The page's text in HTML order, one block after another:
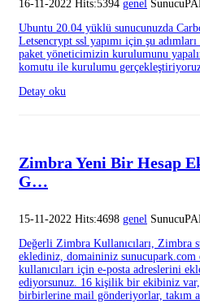
16-11-2022 Hits:5394 genel
Ubuntu 20.04 yüklü sunucunuzda
Letsencrypt ssl yapımı için şu
paket yöneticimizin kurulumunu
komutu ile kurulumu
Detay oku
Zimbra Yeni Bir Hesap
G…
15-11-2022 Hits:4698 genel
Değerli Zimbra Kullanıcıları, Zimbra
eklediniz, domaininiz sunucupark.com
kullanıcıları için e-posta adreslerini
ediyorsunuz. 16 kişilik bir ekibiniz
birbirlerine mail gönderiyorlar, takım